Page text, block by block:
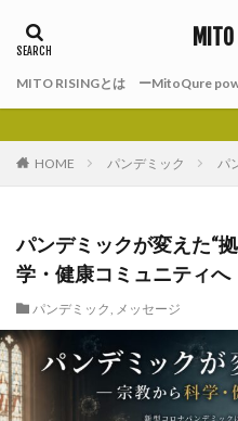
MITO RISINGとは ーMitoQure
HOME パンデミック パ
パンデミックが変えた“
学・健康コミュニティへ
パンデミック, メッセージ